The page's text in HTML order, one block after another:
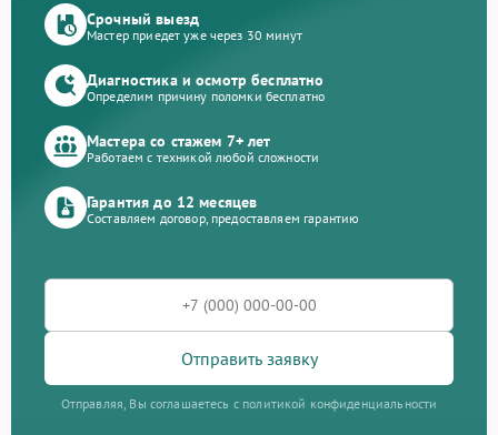
Срочный выезд
Мастер приедет уже через 30 минут
Диагностика и осмотр бесплатно
Определим причину поломки бесплатно
Мастера со стажем 7+ лет
Работаем с техникой любой сложности
Гарантия до 12 месяцев
Составляем договор, предоставляем гарантию
Отправить заявку
Отправляя, Вы соглашаетесь с политикой конфиденциальности